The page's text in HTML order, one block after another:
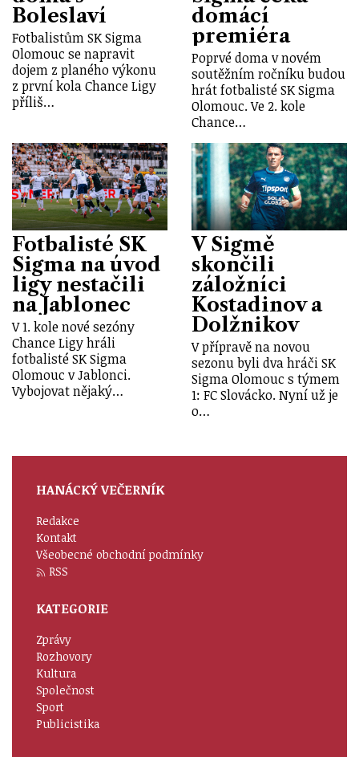
Boleslaví
Fotbalistům SK Sigma
Olomouc se napravit
dojem z planého výkonu
z první kola Chance Ligy
příliš…
domácí
premiéra
Poprvé doma v novém
soutěžním ročníku budou
hrát fotbalisté SK Sigma
Olomouc. Ve 2. kole
Chance…
Fotbalisté SK
Sigma na úvod
ligy nestačili
na Jablonec
V 1. kole nové sezóny
Chance Ligy hráli
fotbalisté SK Sigma
Olomouc v Jablonci.
Vybojovat nějaký…
V Sigmě
skončili
záložníci
Kostadinov a
Dolžnikov
V přípravě na novou
sezonu byli dva hráči SK
Sigma Olomouc s týmem
1: FC Slovácko. Nyní už je
o…
HANÁCKÝ VEČERNÍK
Redakce
Kontakt
Všeobecné obchodní podmínky
RSS
KATEGORIE
Zprávy
Rozhovory
Kultura
Společnost
Sport
Publicistika